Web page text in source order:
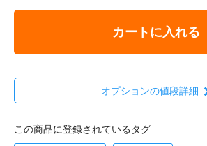
カートに入れる
オプションの値段詳細
この商品に登録されているタグ